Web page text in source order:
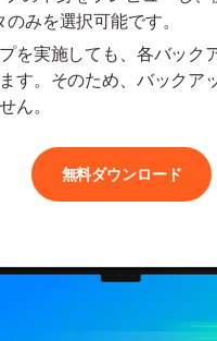
のみを選択可能です。
を実施しても、各バック
す。 そのため、バックア
ん。
無料ダウンロード